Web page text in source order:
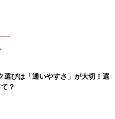
選びは「通いやすさ」が大切！選
？